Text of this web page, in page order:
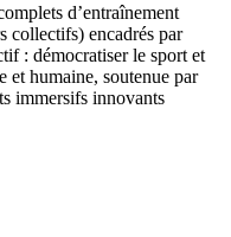
d’entraînement
collectifs) encadrés par
: démocratiser le sport et
et humaine, soutenue par
immersifs innovants